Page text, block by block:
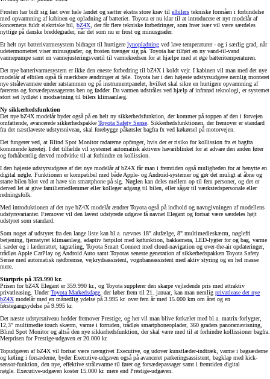
Frosten har bidt sig fast over hele landet og sætter ekstra store krav til elbilers tekniske formåen i forbindelse
med opvarmning af kabinen og opladning af batteriet. Toyota er nu klar til at introducere et nyt modelår af
koncernens fuldt elektriske bil, bZ4X , der får flere tekniske forbedringer, som hver især vil være særdeles
nyttige på danske breddegrader, når det som nu er frost og minusgrader.
Et helt nyt batterivarmesystem bidrager til hurtigere lynopladning ved lave temperaturer - og i særlig grad, når
udetermometret viser minusgrader, og frosten trænger sig på. Toyota har tilført en ny vand-til-vand
varmepumpe samt en varmejusteringsventil til varmekredsen for at hjælpe med at øge batteritemperaturen.
Det nye batterivarmesystem er ikke den eneste forbedring til bZ4X i koldt vejr. I kabinen vil man med det nye
modelår af elbilen også få mærkbare ændringer at føle. Toyota har i den højeste udstyrsudgave nemlig monteret
nye strålevarmere under ratstammen og på instrumentpanelet, hvilket skal sikre en hurtigere opvarmning af
førerens og forsædepassagerens ben og fødder. Da varmen udstråles ved hjælp af infrarød teknologi, er systemet
stort set lydløst i modsætning til bilers klimaanlæg.
Ny sikkerhedsfunktion
Det nye bZ4X modelår byder også på en helt ny sikkerhedsfunktion, der kommer på toppen af den i forvejen
omfattende, avancerede sikkerhedspakke Toyota Safety Sense . Sikkerhedsfunktionen, der fremover er standard
fra det næstlaveste udstyrsniveau, skal forebygge påkørsler bagfra fx ved køkørsel på motorvejen.
Det fungerer ved, at Blind Spot Monitor radarerne opfanger, hvis der er risiko for kollission fra et bagfra
kommende køretøj. I det tilfælde vil systemet automatisk aktivere havariblinket for at advare den anden fører
og forhåbentlig derved medvirke til at forhindre en kollission.
I den højeste udstyrsudgave af det nye modelår af bZ4X får man i fremtiden også muligheden for at benytte en
digital nøgle. Funktionen er kompatibel med både Apple- og Android-systemer og gør det muligt at åbne og
starte bilen blot ved at have sin smartphone på sig. Nøglen kan deles mellem op til fem personer, og det er
derved let at give familiemedlemmer eller kolleger adgang til bilen, eller sågar til værkstedspersonale eller
redningsfolk.
Med introduktionen af det nye bZ4X modelår ændrer Toyota også på indhold og navngivningen af modellens
udstyrsvarianter. Fremover vil den lavest udstyrede udgave få navnet Elegant og fortsat være særdeles højt
udstyret som standard.
Som noget af udstyret fra den lange liste kan bl.a. nævnes 18" alufælge, 8" multimedieskærm, nøglefri
betjening, fjernstyret klimaanlæg, adaptiv fartpilot med køfunktion, bakkamera, LED-lygter for og bag, varme
i sæder og i læderrattet, tagræling, Toyota Smart Connect med cloud-navigation og over-the-air opdateringer,
trådløs Apple CarPlay og Android Auto samt Toyotas seneste generation af sikkerhedspakken Toyota Safety
Sense med automatisk nødbremse, vejkrydsassistent, vognbaneassistent med aktiv styring og en hel masse
mere.
Startpris på 359.990 kr.
Prisen for bZ4X Elegant er 359.990 kr., og Toyota supplerer den skarpe vejledende pris med attraktiv
privatleasing. UnderToyota Markedsdage , der løber frem til 21. januar, kan man nemlig privatlease det nye
bZ4X modelår med en månedlig ydelse på 3.995 kr. over fem år med 15.000 km om året og en
førstegangsydelse på 9.995 kr.
Det næste udstyrsniveau hedder fremover Prestige, og her vil man blive forkælet med bl.a. matrix-forlygter,
12,3" multimedie touch skærm, varme i forruden, trådløs smartphoneoplader, 360 graders panoramavisning,
Blind Spot Monitor og altså den nye sikkerhedsfunktion, der skal være med til at forhindre kollissioner bagfra.
Merprisen for Prestige-udgaven er 20.000 kr.
Topudgaven af bZ4X vil fortsat være navngivet Executive, og udover kunstlæder-indtræk, varme i bagsæderne
og køling i forsæderne, byder Executive-udgaven også på avanceret parkeringsassistent, bagklap med kick-
sensor-funktion, den nye, effektive strålevarme til fører og forsædepassager samt i fremtiden digital
nøgle. Executive-udgaven koster 15.000 kr. mere end Prestige-udgaven.